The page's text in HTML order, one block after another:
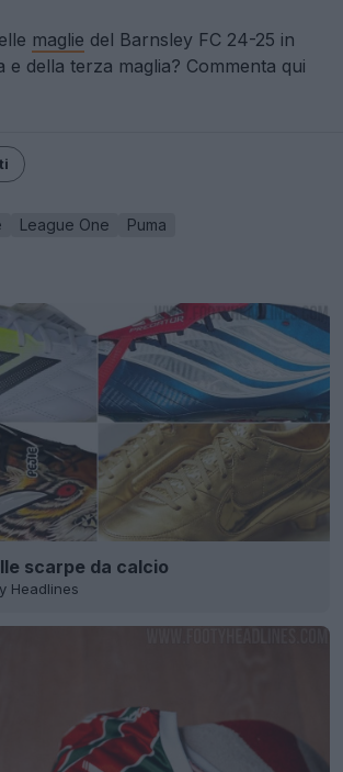
maglie del Barnsley FC 24-25 in
e della terza maglia? Commenta qui
League One
Puma
scarpe da calcio
Headlines